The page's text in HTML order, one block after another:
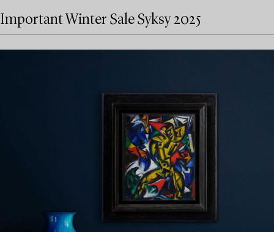
Important Winter Sale Syksy 2025